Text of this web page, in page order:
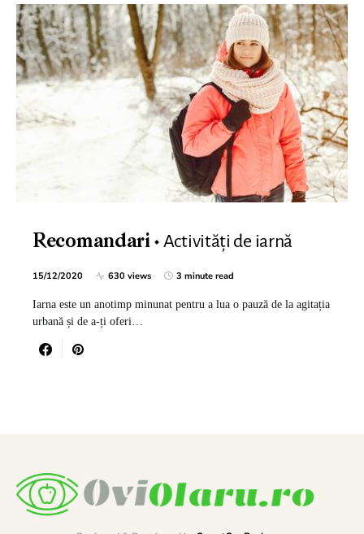
Recomandari Activități de iarnă
15/12/2020 630 views 3 minute read
Iarna este un anotimp minunat pentru a lua o pauză de la agitația
urbană și de a-ți oferi…